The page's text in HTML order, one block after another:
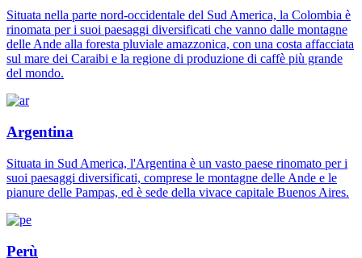
Situata nella parte nord-occidentale del Sud America, la Colombia è
rinomata per i suoi paesaggi diversificati che vanno dalle montagne
delle Ande alla foresta pluviale amazzonica, con una costa affacciata
sul mare dei Caraibi e la regione di produzione di caffè più grande
del mondo.
Argentina
Situata in Sud America, l'Argentina è un vasto paese rinomato per i
suoi paesaggi diversificati, comprese le montagne delle Ande e le
pianure delle Pampas, ed è sede della vivace capitale Buenos Aires.
Perù